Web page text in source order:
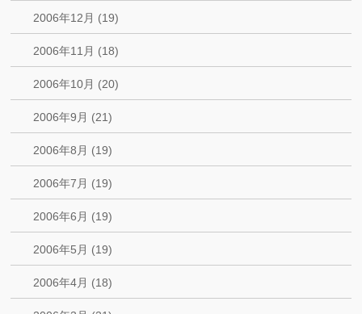
2006年12月 (19)
2006年11月 (18)
2006年10月 (20)
2006年9月 (21)
2006年8月 (19)
2006年7月 (19)
2006年6月 (19)
2006年5月 (19)
2006年4月 (18)